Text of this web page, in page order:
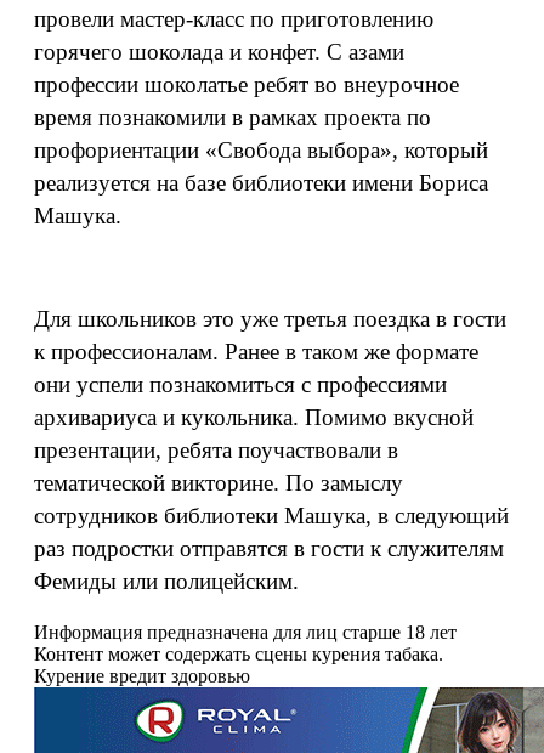
провели мастер-класс по приготовлению
горячего шоколада и конфет. С азами
профессии шоколатье ребят во внеурочное
время познакомили в рамках проекта по
профориентации «Свобода выбора», который
реализуется на базе библиотеки имени Бориса
Машука.
Для школьников это уже третья поездка в гости
к профессионалам. Ранее в таком же формате
они успели познакомиться с профессиями
архивариуса и кукольника. Помимо вкусной
презентации, ребята поучаствовали в
тематической викторине. По замыслу
сотрудников библиотеки Машука, в следующий
раз подростки отправятся в гости к служителям
Фемиды или полицейским.
Информация предназначена для лиц старше 18 лет
Контент может содержать сцены курения табака.
Курение вредит здоровью